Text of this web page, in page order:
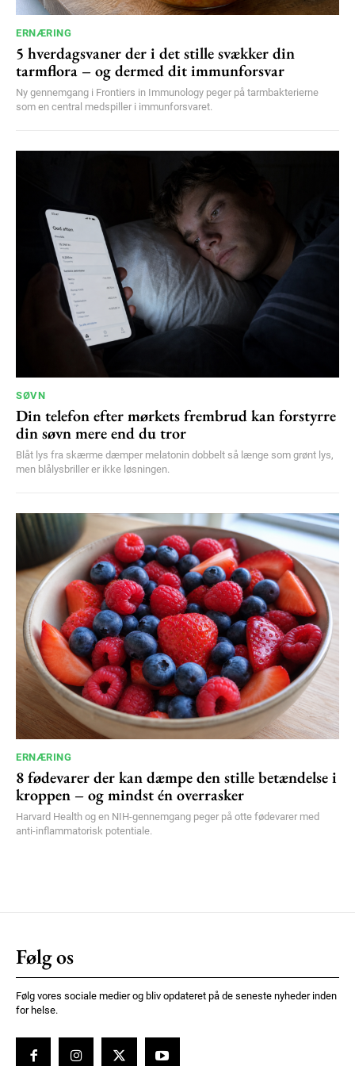
ERNÆRING
5 hverdagsvaner der i det stille svækker din
tarmflora – og dermed dit immunforsvar
Ny gennemgang i Frontiers in Immunology peger på tarmbakterierne
som en central medspiller i immunforsvaret.
SØVN
Din telefon efter mørkets frembrud kan forstyrre
din søvn mere end du tror
Blåt lys fra skærme dæmper melatonin dobbelt så længe som grønt lys,
men blålysbriller er ikke løsningen.
ERNÆRING
8 fødevarer der kan dæmpe den stille betændelse i
kroppen – og mindst én overrasker
Harvard Health og en NIH-gennemgang peger på otte fødevarer med
anti-inflammatorisk potentiale.
Følg os
Følg vores sociale medier og bliv opdateret på de seneste nyheder inden
for helse.